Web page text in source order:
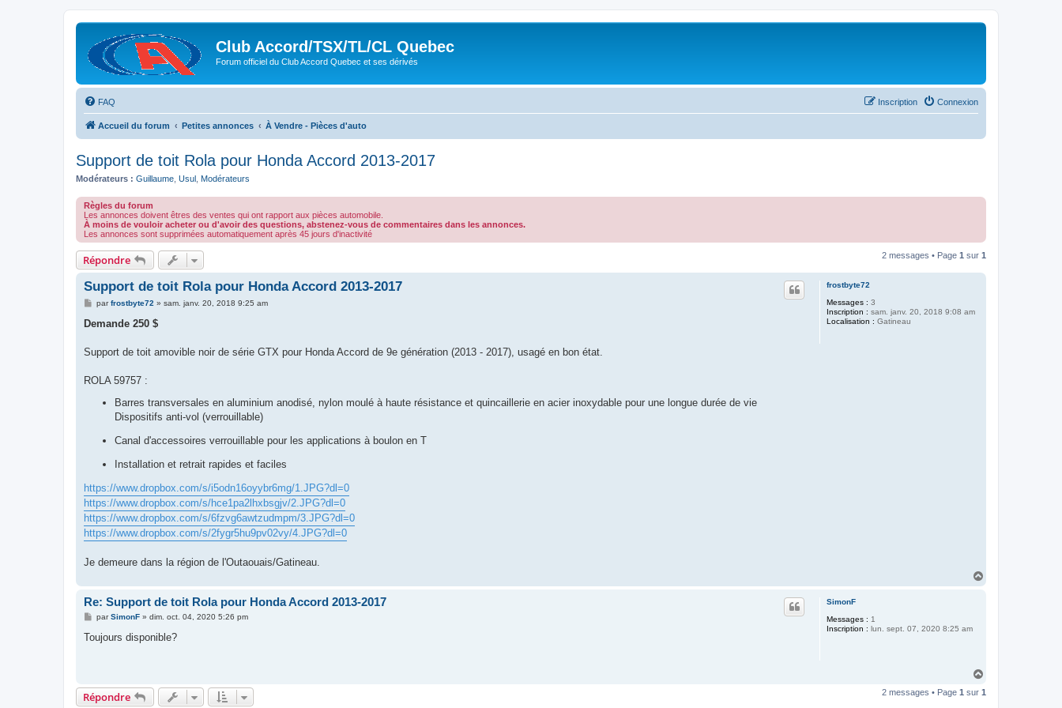
Club Accord/TSX/TL/CL Quebec
Forum officiel du Club Accord Quebec et ses dérivés
FAQ Connexion
Inscription
Accueil du forum Petites annonces À Vendre - Pièces d'auto
Support de toit Rola pour Honda Accord 2013-2017
Modérateurs : Guillaume Usul Modérateurs
Règles du forum
Les annonces doivent êtres des ventes qui ont rapport aux pièces automobile.
À moins de vouloir acheter ou d'avoir des questions, abstenez-vous de commentaires dans les annonces.
Les annonces sont supprimées automatiquement après 45 jours d'inactivité
Répondre 2 messages • Page 1 sur 1
frostbyte72
Messages : 3
Inscription : sam. janv. 20, 2018 9:08 am
Localisation : Gatineau
Support de toit Rola pour Honda Accord 2013-2017
M
s
g
e
parfrostbyte72 » sam. janv. 20, 2018 9:25 am
Demande 250 $
Support de toit amovible noir de série GTX pour Honda Accord de 9e génération (2013 - 2017), usagé en bon état.
ROLA 59757 :
Barres transversales en aluminium anodisé, nylon moulé à haute résistance et quincaillerie en acier inoxydable pour une longue durée de vie
Dispositifs anti-vol (verrouillable)
Canal d'accessoires verrouillable pour les applications à boulon en T
Installation et retrait rapides et faciles
https://www.dropbox.com/s/i5odn16oyybr6mg/1.JPG?dl=0
https://www.dropbox.com/s/hce1pa2lhxbsgjv/2.JPG?dl=0
https://www.dropbox.com/s/6fzvg6awtzudmpm/3.JPG?dl=0
https://www.dropbox.com/s/2fygr5hu9pv02vy/4.JPG?dl=0
Je demeure dans la région de l'Outaouais/Gatineau.
SimonF
Messages : 1
Inscription : lun. sept. 07, 2020 8:25 am
Re: Support de toit Rola pour Honda Accord 2013-2017
M
s
parSimonF» dim. oct. 04, 2020 5:26 pm
Toujours disponible?
u
Répondre 2 messages • Page 1 sur 1